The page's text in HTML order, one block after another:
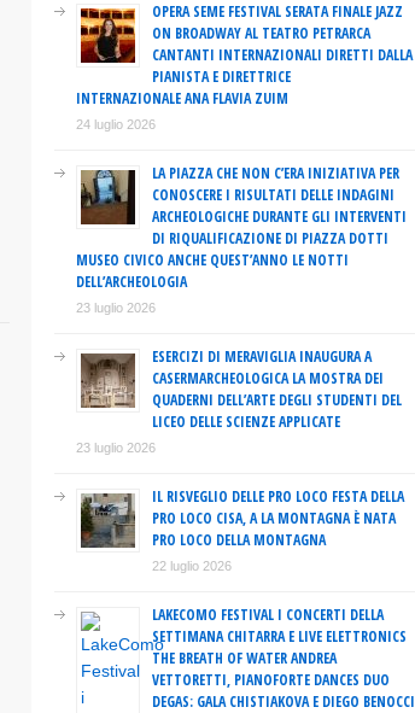
OPERA SEME FESTIVAL SERATA FINALE JAZZ
ON BROADWAY AL TEATRO PETRARCA
CANTANTI INTERNAZIONALI DIRETTI DALLA
PIANISTA E DIRETTRICE
INTERNAZIONALE ANA FLAVIA ZUIM
24 luglio 2026
LA PIAZZA CHE NON C’ERA INIZIATIVA PER
CONOSCERE I RISULTATI DELLE INDAGINI
ARCHEOLOGICHE DURANTE GLI INTERVENTI
DI RIQUALIFICAZIONE DI PIAZZA DOTTI
MUSEO CIVICO ANCHE QUEST’ANNO LE NOTTI
DELL’ARCHEOLOGIA
23 luglio 2026
ESERCIZI DI MERAVIGLIA INAUGURA A
CASERMARCHEOLOGICA LA MOSTRA DEI
QUADERNI DELL’ARTE DEGLI STUDENTI DEL
LICEO DELLE SCIENZE APPLICATE
23 luglio 2026
IL RISVEGLIO DELLE PRO LOCO FESTA DELLA
PRO LOCO CISA, A LA MONTAGNA È NATA
PRO LOCO DELLA MONTAGNA
22 luglio 2026
LAKECOMO FESTIVAL I CONCERTI DELLA
SETTIMANA CHITARRA E LIVE ELETTRONICS
THE BREATH OF WATER ANDREA
VETTORETTI, PIANOFORTE DANCES DUO
DEGAS: GALA CHISTIAKOVA E DIEGO BENOCCI